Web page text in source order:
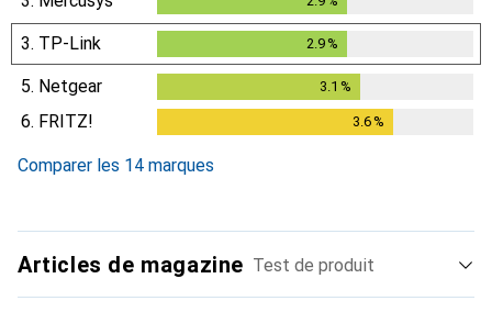
3. TP-Link 2.9%
5. Netgear 3.1 %
6. FRITZ! 3.6%
Comparer les 14 marques
Articles de magazine Test de produit